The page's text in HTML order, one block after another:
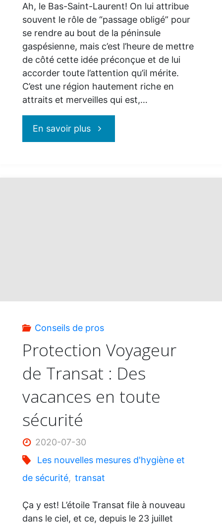
Ah, le Bas-Saint-Laurent! On lui attribue
souvent le rôle de “passage obligé” pour
se rendre au bout de la péninsule
gaspésienne, mais c’est l’heure de mettre
de côté cette idée préconçue et de lui
accorder toute l’attention qu’il mérite.
C’est une région hautement riche en
attraits et merveilles qui est,…
En savoir plus"Le
vos
prochaines
Conseils de pros
Protection Voyageur
de Transat : Des
vacances en toute
sécurité
2020-07-30
Les nouvelles mesures d'hygiène et
de sécurité, transat
Ça y est! L’étoile Transat file à nouveau
dans le ciel, et ce, depuis le 23 juillet